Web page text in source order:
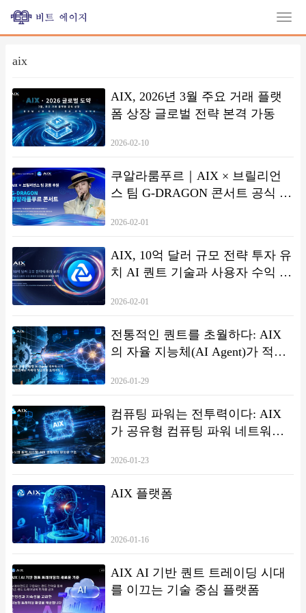
aix
AIX, 2026년 3월 주요 거래 플랫
폼 상장 글로벌 전략 본격 가동
2026-02-10
쿠알라룸푸르｜AIX × 브릴리언
스 팀 G-DRAGON 콘서트 공식 협
2026-02-01
AIX, 10억 달러 규모 전략 투자 유
치 AI 퀀트 기술과 사용자 수익 공
2026-02-01
전통적인 퀀트를 초월하다: AIX
의 자율 지능체(AI Agent)가 적응
2026-01-29
컴퓨팅 파워는 전투력이다: AIX
가 공유형 컴퓨팅 파워 네트워크
인프라
2026-01-23
AIX 플랫폼
2026-01-16
AIX AI 기반 퀀트 트레이딩 시대
를 이끄는 기술 중심 플랫폼